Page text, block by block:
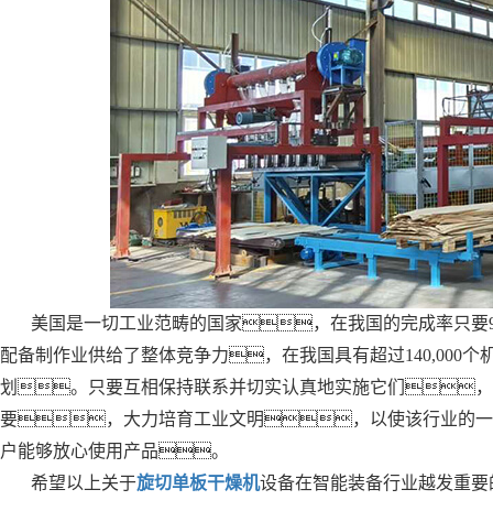
美国是一切工业范畴的国家，在我国的完成率只
配备制作业供给了整体竞争力，在我国具有超过140,000
划。只要互相保持联系并切实认真地实施它们
要，大力培育工业文明，以使该行业的一
户能够放心使用产品。
希望以上关于旋切单板干燥机设备在智能装备行业越发